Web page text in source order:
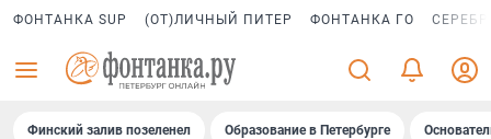
ФОНТАНКА SUP (ОТ)ЛИЧНЫЙ ПИТЕР ФОНТАНКА ГО
Финский залив позеленел Образование в Петербурге